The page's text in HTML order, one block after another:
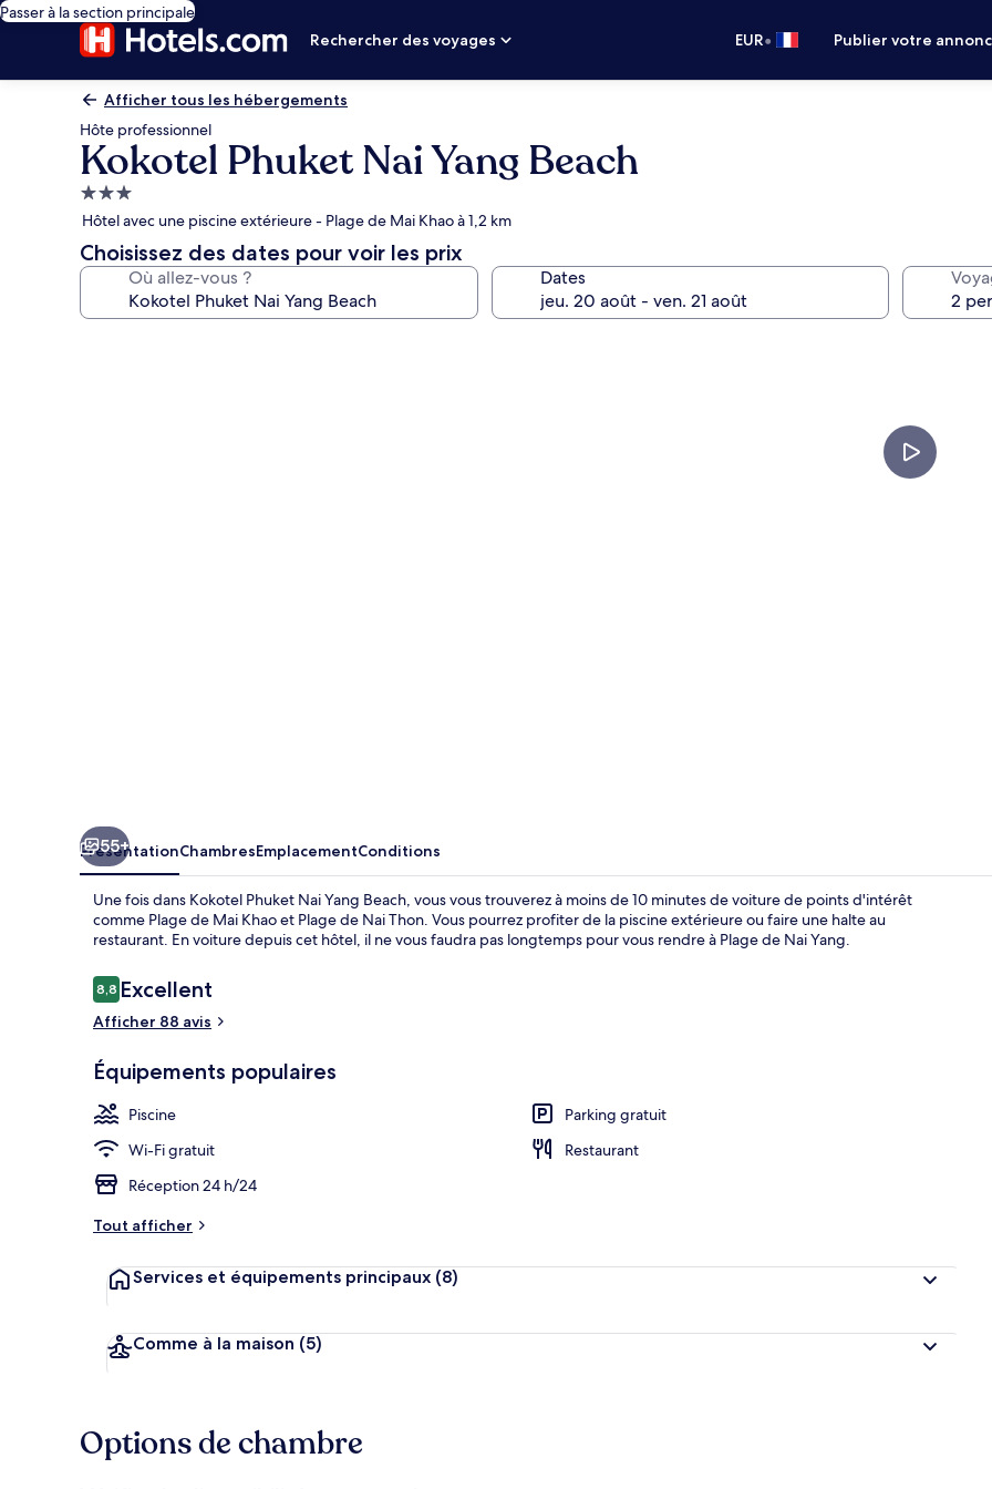
Passer à la section principale
Rechercher des voyages
EUR• Publier votre
Afficher tous les hébergements
Hôte professionnel
Kokotel Phuket Nai Yang Beach
Hébergement
3.0 étoiles
Hôtel avec une piscine extérieure - Plage de Mai Khao à 1,2 km
Choisissez des dates pour voir les prix
Où allez-vous ? Dates
55+
PrésentationChambresEmplacementConditions
Une fois dans Kokotel Phuket Nai Yang Beach, vous vous trouverez à moins de 10 minutes de voiture de points d'intérêt
comme Plage de Mai Khao et Plage de Nai Thon. Vous pourrez profiter de la piscine extérieure ou faire une halte au
restaurant. En voiture depuis cet hôtel, il ne vous faudra pas longtemps pour vous rendre à Plage de Nai Yang.
Avis
voyageurs
8,88,8 sur 10
Excellent
Afficher 88 avis
Équipements populaires
Piscine
Parking gratuit
Wi-Fi gratuit
Restaurant
Réception 24 h/24
Tout afficher
Services et équipements principaux (8)
Comme à la maison (5)
Options de chambre